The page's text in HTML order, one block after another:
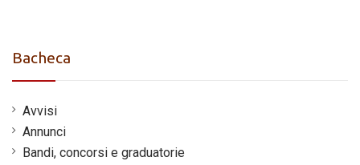
Bacheca
Avvisi
Annunci
Bandi, concorsi e graduatorie